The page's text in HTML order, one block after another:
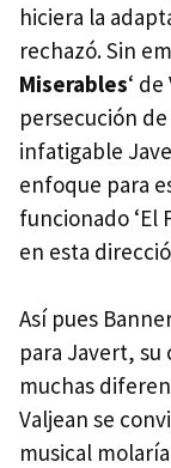
hiciera la
rechazó. Sin
Miserables‘
persecución
infatigable
enfoque para
funcionado ‘El
en esta
Así pues
para Javert, su
muchas
Valjean se
musical